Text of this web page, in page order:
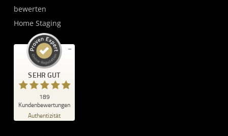
bewerten
Home Staging
SEHR GUT
189
Kundenbewertungen
Authentizität
Kundenbewertungen und Erfahrungen zu
da'hoim Immobilien Hochschwarzwald
SEHR GUT
4,87
/
5,00